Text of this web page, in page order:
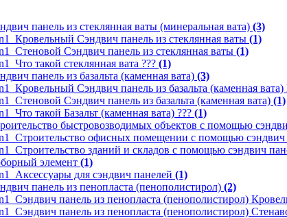
панель из стеклянная ваты (минеральная вата) (3)
Кровельный Сэндвич панель из стеклянная ваты (1)
Стеновой Сэндвич панель из стеклянная ваты (1)
Что такой стеклянная вата ??? (1)
панель из базальта (каменная вата) (3)
Кровельный Сэндвич панель из базальта (каменная
Стеновой Сэндвич панель из базальта (каменная вата) (1)
Что такой Базальт (каменная вата) ??? (1)
быстровозводимых объектов с помощью
Строительство офисных помещении с помощью сэндвич
Строительство зданий и складов с помощью сэндвич
элемент (1)
Аксессуары для сэндвич панелей (1)
панель из пенопласта (пенополистирол) (2)
Сэндвич панель из пенопласта (пенополистирол)
Сэндвич панель из пенопласта (пенополистирол)